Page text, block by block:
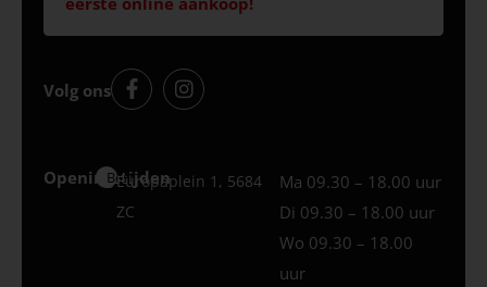
Volg ons
Openingstijden
Best
Europaplein 1, 5684
ZC
Ma 09.30 – 18.00 uur
Di 09.30 – 18.00 uur
Wo 09.30 – 18.00
uur